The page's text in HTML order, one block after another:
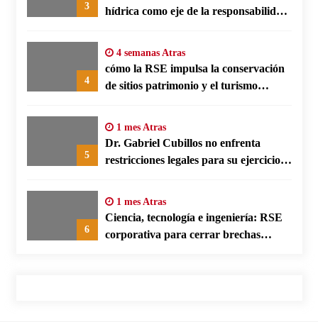
3
hídrica como eje de la responsabilidad
4
4 semanas Atras
cómo la RSE impulsa la conservación
de sitios patrimonio y el turismo
5
1 mes Atras
Dr. Gabriel Cubillos no enfrenta
restricciones legales para su ejercicio,
6
1 mes Atras
Ciencia, tecnología e ingeniería: RSE
corporativa para cerrar brechas